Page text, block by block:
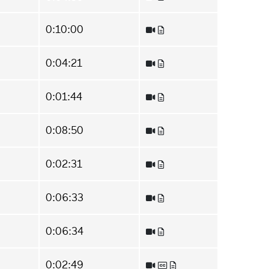
0:10:00
0:04:21
0:01:44
0:08:50
0:02:31
0:06:33
0:06:34
0:02:49